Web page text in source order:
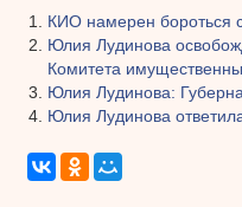
КИО намерен бороться
Юлия Лудинова
Комитета
Юлия Лудинова:
Юлия Лудинова